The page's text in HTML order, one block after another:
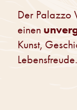
Der Palazzo
einen
Kunst,
Lebensfreude.